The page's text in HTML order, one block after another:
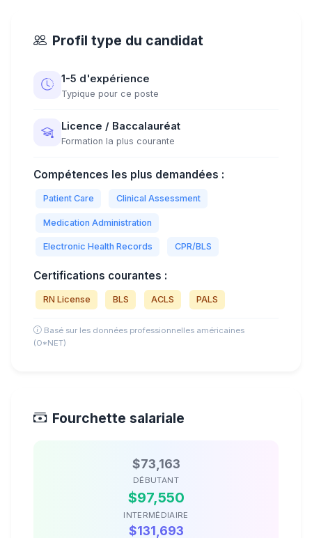
Profil type du candidat
1-5 d'expérience
Typique pour ce poste
Licence / Baccalauréat
Formation la plus courante
Compétences les plus demandées :
Patient Care Clinical Assessment
Medication Administration
Electronic Health Records CPR/BLS
Certifications courantes :
RN License BLS ACLS PALS
Basé sur les données professionnelles américaines
(O*NET)
Fourchette salariale
$73,163
DÉBUTANT
$97,550
INTERMÉDIAIRE
$131,693